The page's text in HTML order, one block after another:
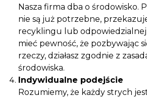
Nasza firma dba o środowisko.
nie są już potrzebne,
recyklingu lub odpowiedzialnej
mieć pewność, że pozbywając
rzeczy, działasz zgodnie z
środowiska.
Indywidualne podejście
Rozumiemy, że każdy strych